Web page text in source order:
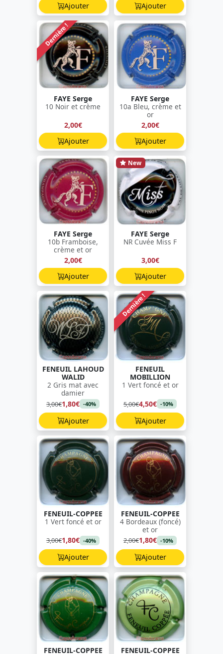
Ajouter Ajouter
Dernière !
FAYE Serge
10 Noir et crème
2,00€
Ajouter
FAYE Serge
10a Bleu, crème et
or
2,00€
Ajouter
FAYE Serge
10b Framboise,
crème et or
2,00€
Ajouter
New
FAYE Serge
NR Cuvée Miss F
3,00€
Ajouter
FENEUIL LAHOUD
WALID
2 Gris mat avec
damier
3,00€1,80€ -40%
Ajouter
Dernière !
FENEUIL
MOBILLION
1 Vert foncé et or
5,00€4,50€ -10%
Ajouter
FENEUIL-COPPEE
1 Vert foncé et or
3,00€1,80€ -40%
Ajouter
FENEUIL-COPPEE
4 Bordeaux (foncé)
et or
2,00€1,80€ -10%
Ajouter
FENEUIL-COPPEE
FENEUIL-COPPEE